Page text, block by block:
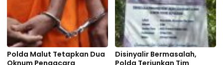
Polda Malut Tetapkan Dua
Oknum Pengacara
Disinyalir Bermasalah,
Polda Terjunkan Tim